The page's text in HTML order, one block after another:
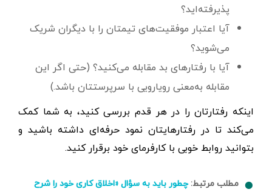
پذیرفته‌اید؟
آیا اعتبار موفقیت‌های تیمتان را با دیگران شریک
می‌شوید؟
آیا با رفتارهای بد مقابله می‌کنید؟‌ (حتی اگر این
مقابله به‌معنی رویارویی با سرپرستتان باشد.)
اینکه رفتارتان را در هر قدم بررسی کنید، به شما کمک
می‌کند تا در رفتارهایتان نمود حرفه‌ای داشته باشید و
بتوانید روابط خوبی با کارفرمای خود برقرار کنید.
مطلب مرتبط:چطور باید به سؤال «اخلاق کاری خود را شرح